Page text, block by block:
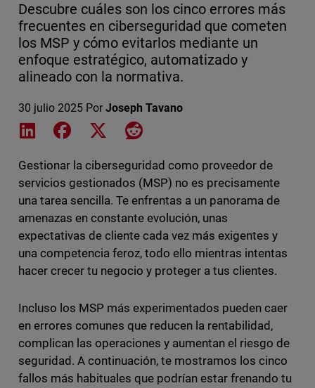
Descubre cuáles son los cinco errores más
frecuentes en ciberseguridad que cometen
los MSP y cómo evitarlos mediante un
enfoque estratégico, automatizado y
alineado con la normativa.
30 julio 2025 Por Joseph Tavano
Share on LinkedIn
Share on Facebook
Share on XShare on Reddit
Gestionar la ciberseguridad como proveedor de
servicios gestionados (MSP) no es precisamente
una tarea sencilla. Te enfrentas a un panorama de
amenazas en constante evolución, unas
expectativas de cliente cada vez más exigentes y
una competencia feroz, todo ello mientras intentas
hacer crecer tu negocio y proteger a tus clientes.
Incluso los MSP más experimentados pueden caer
en errores comunes que reducen la rentabilidad,
complican las operaciones y aumentan el riesgo de
seguridad. A continuación, te mostramos los cinco
fallos más habituales que podrían estar frenando tu